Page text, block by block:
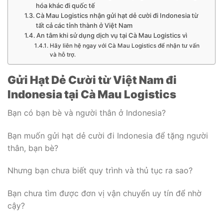
hóa khác đi quốc tế
Cà Mau Logistics nhận gửi hạt dẻ cười đi Indonesia từ
tất cả các tỉnh thành ở Việt Nam
An tâm khi sử dụng dịch vụ tại Cà Mau Logistics vì
Hãy liên hệ ngay với Cà Mau Logistics để nhận tư vấn
và hỗ trợ.
Gửi Hạt Dẻ Cười từ Việt Nam đi
Indonesia tại Cà Mau Logistics
Bạn có bạn bè và người thân ở Indonesia?
Bạn muốn gửi hạt dẻ cười đi Indonesia để tặng người
thân, bạn bè?
Nhưng bạn chưa biết quy trình và thủ tục ra sao?
Bạn chưa tìm được đơn vị vận chuyển uy tín để nhờ
cậy?